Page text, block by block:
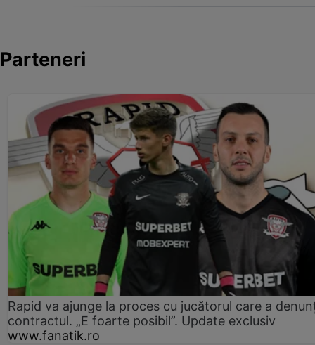
Parteneri
Rapid va ajunge la proces cu jucătorul care a
contractul. „E foarte posibil”. Update exclusiv
www.fanatik.ro